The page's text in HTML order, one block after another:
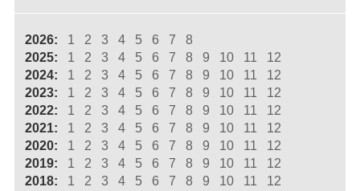
2026: 1 2 3 4 5 6 7
8
2025:
1 2 3 4 5 6 7 8 9 10 11
12
2024:
1 2 3 4 5 6 7 8 9 10 11
12
2023:
1 2 3 4 5 6 7 8 9 10 11
12
2022:
1 2 3 4 5 6 7 8 9 10 11
12
2021:
1 2 3 4 5 6 7 8 9 10 11
12
2020:
1 2 3 4 5 6 7 8 9 10 11
12
2019:
1 2 3 4 5 6 7 8 9 10 11
12
2018:
1 2 3 4 5 6 7 8 9 10 11
12